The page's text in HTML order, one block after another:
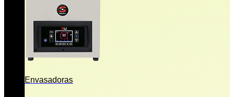
Envasadoras